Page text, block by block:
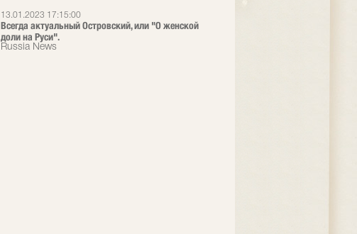
13.01.2023 17:15:00
Всегда актуальный Островский, или "О женской
доли на Руси".
Russia News